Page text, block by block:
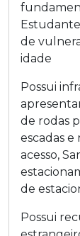
de
idade
Possui
de rodas
escadas e
acesso,
de
Possui